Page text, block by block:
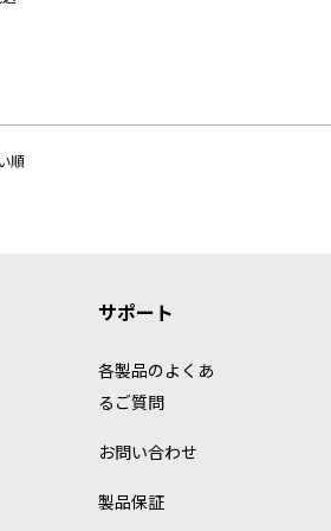
順
サポート
各製品のよくあ
るご質問
お問い合わせ
製品保証